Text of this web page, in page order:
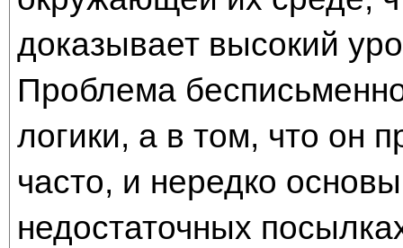
доказывает высокий
Проблема
логики, а в том, что он
часто, и нередко
недостаточных